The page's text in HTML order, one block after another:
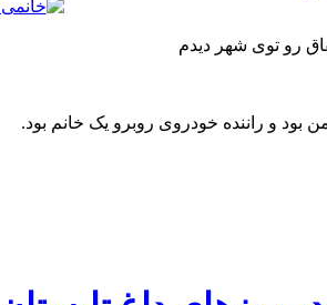
رو توی شهر دیدم
بود و راننده خودروی روبرو یک خانم بود.